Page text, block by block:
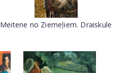
Meitene no Ziemeļiem. Draiskule